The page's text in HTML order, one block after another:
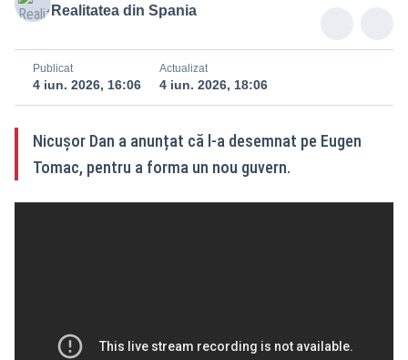
Realitatea din Spania
Publicat
4 iun. 2026, 16:06
Actualizat
4 iun. 2026, 18:06
Nicușor Dan a anunțat că l-a desemnat pe Eugen
Tomac, pentru a forma un nou guvern.